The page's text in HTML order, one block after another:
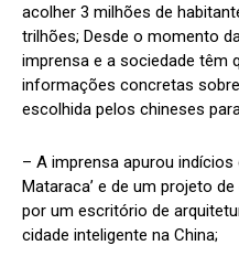
acolher 3 milhões de
trilhões; Desde o momento
imprensa e a sociedade têm
informações concretas
escolhida pelos chineses
– A imprensa apurou indícios
Mataraca’ e de um projeto
por um escritório de
cidade inteligente na China;